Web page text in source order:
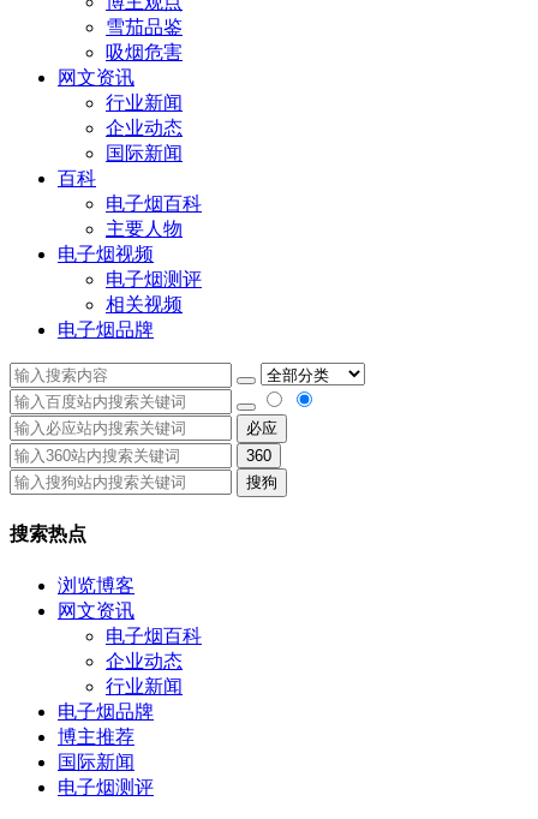
雪茄品鉴
吸烟危害
网文资讯
行业新闻
企业动态
国际新闻
百科
电子烟百科
主要人物
电子烟视频
电子烟测评
相关视频
电子烟品牌
必应
360
搜狗
搜索热点
浏览博客
网文资讯
电子烟百科
企业动态
行业新闻
电子烟品牌
博主推荐
国际新闻
电子烟测评